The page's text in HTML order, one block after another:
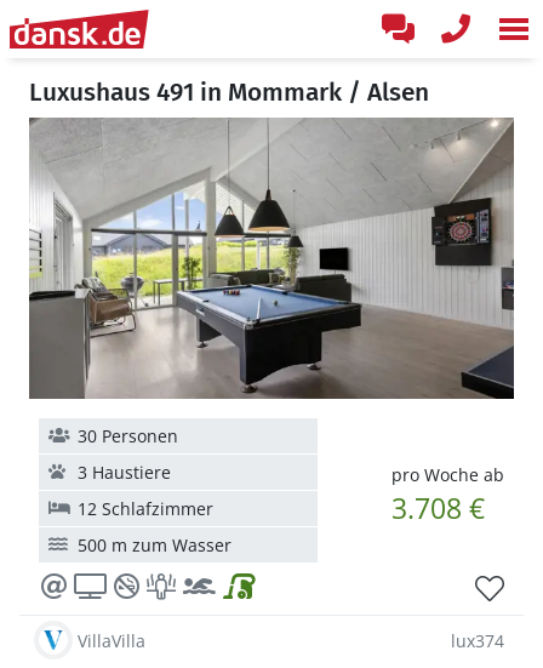
Luxushaus 491 in Mommark / Alsen
pro Woche ab
3.708 €
30 Personen
3 Haustiere
12 Schlafzimmer
500 m zum Wasser
VillaVilla lux374